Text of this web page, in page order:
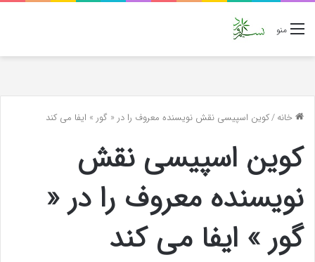
منو
خانه/کوین اسپیسی نقش نویسنده معروف را در « گور » ایفا می کند
کوین اسپیسی نقش
نویسنده معروف را در «
گور » ایفا می کند